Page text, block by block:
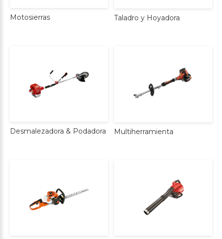
Motosierras Taladro y Hoyadora
Desmalezadora & Podadora Multiherramienta